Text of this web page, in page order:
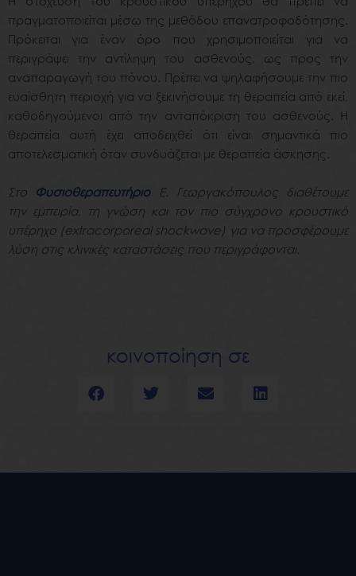
πραγματοποιείται μέσω της μεθόδου επανατροφοδότησης.
Πρόκειται για έναν όρο που χρησιμοποιείται για να
περιγράψει την αντίληψη του ασθενούς, ως προς την
αναπαραγωγή του πόνου. Πρέπει να ψηλαφήσουμε την πιο
ευαίσθητη περιοχή για να ξεκινήσουμε τη θεραπεία από εκεί,
καθοδηγούμενοι από την ανταπόκριση του ασθενούς. Η
θεραπεία αυτή
έχει αποδειχθεί ότι είναι σημαντικά πιο
αποτελεσματική όταν συνδυάζεται με θεραπεία άσκησης.
Στο Φυσιοθεραπευτήριο
Ε. Γεωργακόπουλος διαθέτουμε
την εμπειρία, τη γνώση και τον πιο σύγχρονο κρουστικό
υπέρηχο (extracorporeal shockwave) για να προσφέρουμε
λύση στις κλινικές καταστάσεις που περιγράφονται.
κοινοποίηση σε